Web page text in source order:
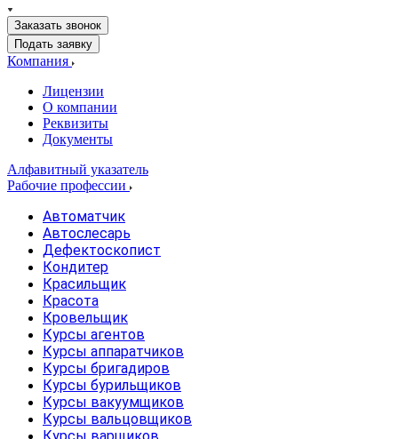
Заказать звонок
Подать заявку
Компания
Лицензии
О компании
Реквизиты
Документы
Алфавитный указатель
Рабочие профессии
Автоматчик
Автослесарь
Дефектоскопист
Кондитер
Красильщик
Красота
Кровельщик
Курсы агентов
Курсы аппаратчиков
Курсы бригадиров
Курсы бурильщиков
Курсы вакуумщиков
Курсы вальцовщиков